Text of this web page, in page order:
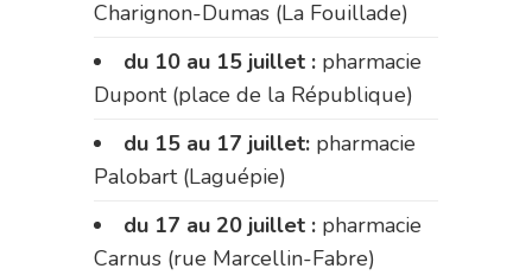
Charignon-Dumas (La Fouillade)
du 10 au 15 juillet : pharmacie
Dupont (place de la République)
du 15 au 17 juillet: pharmacie
Palobart (Laguépie)
du 17 au 20 juillet : pharmacie
Carnus (rue Marcellin-Fabre)